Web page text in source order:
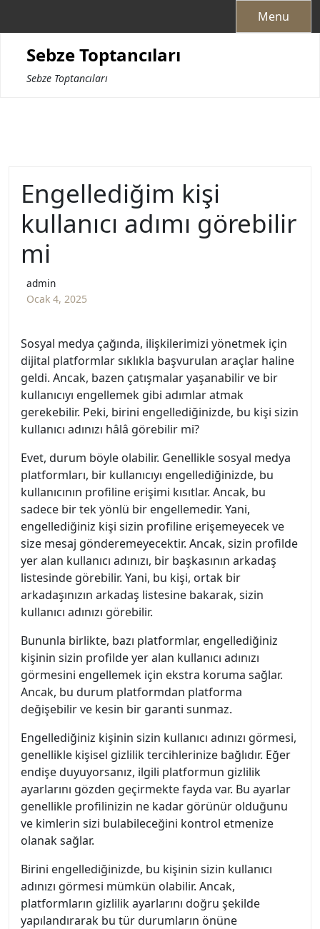
Menu
Sebze Toptancıları
Sebze Toptancıları
Engellediğim kişi
kullanıcı adımı görebilir
mi
admin
Ocak 4, 2025
Sosyal medya çağında, ilişkilerimizi yönetmek için
dijital platformlar sıklıkla başvurulan araçlar haline
geldi. Ancak, bazen çatışmalar yaşanabilir ve bir
kullanıcıyı engellemek gibi adımlar atmak
gerekebilir. Peki, birini engellediğinizde, bu kişi sizin
kullanıcı adınızı hâlâ görebilir mi?
Evet, durum böyle olabilir. Genellikle sosyal medya
platformları, bir kullanıcıyı engellediğinizde, bu
kullanıcının profiline erişimi kısıtlar. Ancak, bu
sadece bir tek yönlü bir engellemedir. Yani,
engellediğiniz kişi sizin profiline erişemeyecek ve
size mesaj gönderemeyecektir. Ancak, sizin profilde
yer alan kullanıcı adınızı, bir başkasının arkadaş
listesinde görebilir. Yani, bu kişi, ortak bir
arkadaşınızın arkadaş listesine bakarak, sizin
kullanıcı adınızı görebilir.
Bununla birlikte, bazı platformlar, engellediğiniz
kişinin sizin profilde yer alan kullanıcı adınızı
görmesini engellemek için ekstra koruma sağlar.
Ancak, bu durum platformdan platforma
değişebilir ve kesin bir garanti sunmaz.
Engellediğiniz kişinin sizin kullanıcı adınızı görmesi,
genellikle kişisel gizlilik tercihlerinize bağlıdır. Eğer
endişe duyuyorsanız, ilgili platformun gizlilik
ayarlarını gözden geçirmekte fayda var. Bu ayarlar
genellikle profilinizin ne kadar görünür olduğunu
ve kimlerin sizi bulabileceğini kontrol etmenize
olanak sağlar.
Birini engellediğinizde, bu kişinin sizin kullanıcı
adınızı görmesi mümkün olabilir. Ancak,
platformların gizlilik ayarlarını doğru şekilde
yapılandırarak bu tür durumların önüne